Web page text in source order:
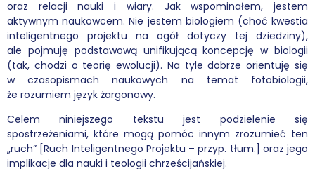
Filmy
Konferencje, webinaria i debaty
Wywiady i wykłady
Filmy
oraz relacji nauki i wiary. Jak wspominałem, jestem
aktywnym naukowcem. Nie jestem biologiem (choć kwestia
inteligentnego projektu na ogół dotyczy tej dziedziny),
ale pojmuję podstawową unifikującą koncepcję w biologii
(tak, chodzi o teorię ewolucji). Na tyle dobrze orientuję się
w czasopismach naukowych na temat fotobiologii,
że rozumiem język żargonowy.
Celem niniejszego tekstu jest podzielenie się
spostrzeżeniami, które mogą pomóc innym zrozumieć ten
„ruch” [Ruch Inteligentnego Projektu – przyp. tłum.] oraz jego
implikacje dla nauki i teologii chrześcijańskiej.